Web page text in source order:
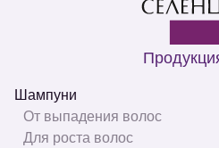
Шампуни
От выпадения волос
Для роста волос